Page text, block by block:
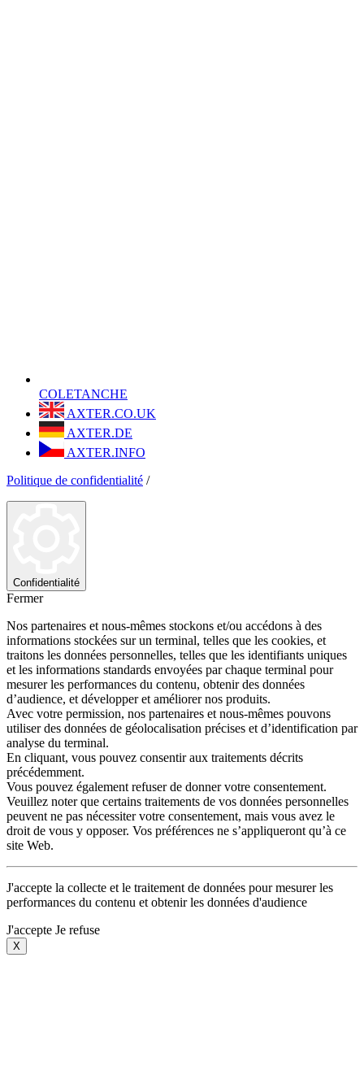
COLETANCHE
AXTER.CO.UK
AXTER.DE
AXTER.INFO
Politique de confidentialité /
Confidentialité
Fermer
Nos partenaires et nous-mêmes stockons et/ou accédons à des
informations stockées sur un terminal, telles que les cookies, et
traitons les données personnelles, telles que les identifiants uniques
et les informations standards envoyées par chaque terminal pour
mesurer les performances du contenu, obtenir des données
d’audience, et développer et améliorer nos produits.
Avec votre permission, nos partenaires et nous-mêmes pouvons
utiliser des données de géolocalisation précises et d’identification par
analyse du terminal.
En cliquant, vous pouvez consentir aux traitements décrits
précédemment.
Vous pouvez également refuser de donner votre consentement.
Veuillez noter que certains traitements de vos données personnelles
peuvent ne pas nécessiter votre consentement, mais vous avez le
droit de vous y opposer. Vos préférences ne s’appliqueront qu’à ce
site Web.
J'accepte la collecte et le traitement de données pour mesurer les
performances du contenu et obtenir les données d'audience
J'accepte Je refuse
X